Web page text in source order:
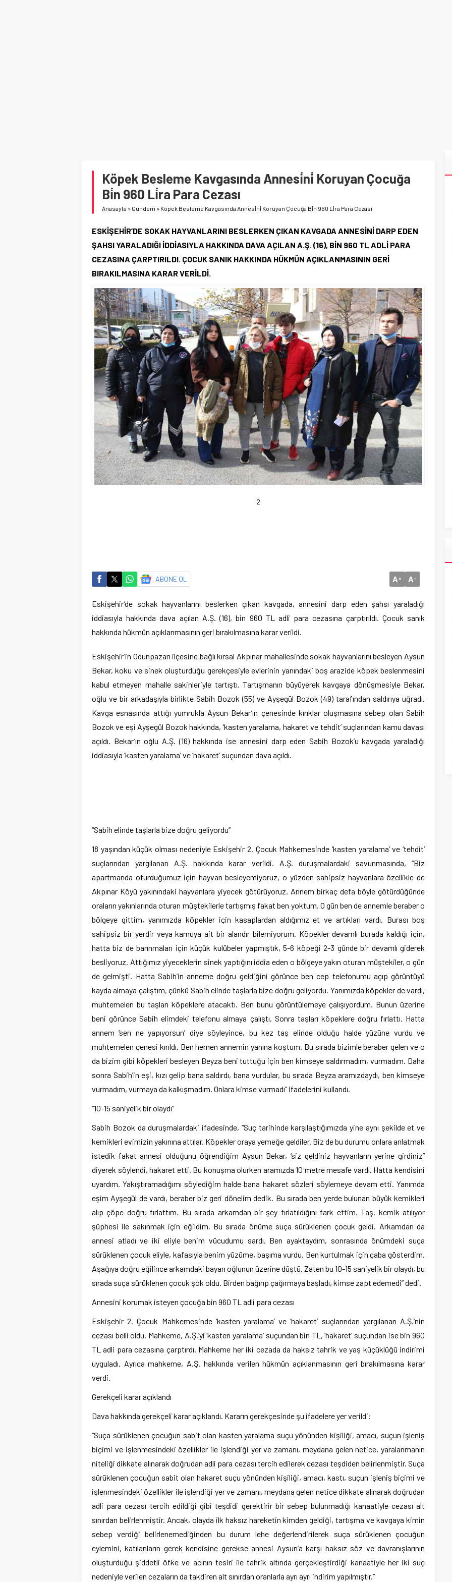
Köpek Besleme Kavgasında Annesi̇ni̇ Koruyan Çocuğa
Bi̇n 960 Li̇ra Para Cezası
Anasayfa » Gündem » Köpek Besleme Kavgasında Annesi̇ni̇ Koruyan Çocuğa Bi̇n 960 Li̇ra Para Cezası
ESKİŞEHİR’DE SOKAK HAYVANLARINI BESLERKEN ÇIKAN KAVGADA ANNESİNİ DARP EDEN
ŞAHSI YARALADIĞI İDDİASIYLA HAKKINDA DAVA AÇILAN A.Ş. (16), BİN 960 TL ADLİ PARA
CEZASINA ÇARPTIRILDI. ÇOCUK SANIK HAKKINDA HÜKMÜN AÇIKLANMASININ GERİ
BIRAKILMASINA KARAR VERİLDİ.
2
ABONE OL A+ A-
Eskişehir’de sokak hayvanlarını beslerken çıkan kavgada, annesini darp eden şahsı yaraladığı
iddiasıyla hakkında dava açılan A.Ş. (16), bin 960 TL adli para cezasına çarptırıldı. Çocuk sanık
hakkında hükmün açıklanmasının geri bırakılmasına karar verildi.
Eskişehir’in Odunpazarı ilçesine bağlı kırsal Akpınar mahallesinde sokak hayvanlarını besleyen Aysun
Bekar, koku ve sinek oluşturduğu gerekçesiyle evlerinin yanındaki boş arazide köpek beslenmesini
kabul etmeyen mahalle sakinleriyle tartıştı. Tartışmanın büyüyerek kavgaya dönüşmesiyle Bekar,
oğlu ve bir arkadaşıyla birlikte Sabih Bozok (55) ve Ayşegül Bozok (49) tarafından saldırıya uğradı.
Kavga esnasında attığı yumrukla Aysun Bekar’ın çenesinde kırıklar oluşmasına sebep olan Sabih
Bozok ve eşi Ayşegül Bozok hakkında, ‘kasten yaralama, hakaret ve tehdit’ suçlarından kamu davası
açıldı. Bekar’ın oğlu A.Ş. (16) hakkında ise annesini darp eden Sabih Bozok’u kavgada yaraladığı
iddiasıyla ‘kasten yaralama’ ve ‘hakaret’ suçundan dava açıldı.
“Sabih elinde taşlarla bize doğru geliyordu”
18 yaşından küçük olması nedeniyle Eskişehir 2. Çocuk Mahkemesinde ‘kasten yaralama’ ve ‘tehdit’
suçlarından yargılanan A.Ş. hakkında karar verildi. A.Ş. duruşmalardaki savunmasında, “Biz
apartmanda oturduğumuz için hayvan besleyemiyoruz, o yüzden sahipsiz hayvanlara özellikle de
Akpınar Köyü yakınındaki hayvanlara yiyecek götürüyoruz. Annem birkaç defa böyle götürdüğünde
oraların yakınlarında oturan müştekilerle tartışmış fakat ben yoktum. O gün ben de annemle beraber o
bölgeye gittim, yanımızda köpekler için kasaplardan aldığımız et ve artıkları vardı. Burası boş
sahipsiz bir yerdir veya kamuya ait bir alandır bilemiyorum. Köpekler devamlı burada kaldığı için,
hatta biz de barınmaları için küçük kulübeler yapmıştık, 5-6 köpeği 2-3 günde bir devamlı giderek
besliyoruz. Attığımız yiyeceklerin sinek yaptığını iddia eden o bölgeye yakın oturan müştekiler, o gün
de gelmişti. Hatta Sabih’in anneme doğru geldiğini görünce ben cep telefonumu açıp görüntüyü
kayda almaya çalıştım, çünkü Sabih elinde taşlarla bize doğru geliyordu. Yanımızda köpekler de vardı,
muhtemelen bu taşları köpeklere atacaktı. Ben bunu görüntülemeye çalışıyordum. Bunun üzerine
beni görünce Sabih elimdeki telefonu almaya çalıştı. Sonra taşları köpeklere doğru fırlattı. Hatta
annem ‘sen ne yapıyorsun’ diye söyleyince, bu kez taş elinde olduğu halde yüzüne vurdu ve
muhtemelen çenesi kırıldı. Ben hemen annemin yanına koştum. Bu sırada bizimle beraber gelen ve o
da bizim gibi köpekleri besleyen Beyza beni tuttuğu için ben kimseye saldırmadım, vurmadım. Daha
sonra Sabih’in eşi, kızı gelip bana saldırdı, bana vurdular, bu sırada Beyza aramızdaydı, ben kimseye
vurmadım, vurmaya da kalkışmadım. Onlara kimse vurmadı” ifadelerini kullandı.
“10-15 saniyelik bir olaydı”
Sabih Bozok da duruşmalardaki ifadesinde, “Suç tarihinde karşılaştığımızda yine aynı şekilde et ve
kemikleri evimizin yakınına attılar. Köpekler oraya yemeğe geldiler. Biz de bu durumu onlara anlatmak
istedik fakat annesi olduğunu öğrendiğim Aysun Bekar, ‘siz geldiniz hayvanların yerine girdiniz”
diyerek söylendi, hakaret etti. Bu konuşma olurken aramızda 10 metre mesafe vardı. Hatta kendisini
uyardım. Yakıştıramadığımı söylediğim halde bana hakaret sözleri söylemeye devam etti. Yanımda
eşim Ayşegül de vardı, beraber biz geri dönelim dedik. Bu sırada ben yerde bulunan büyük kemikleri
alıp çöpe doğru fırlattım. Bu sırada arkamdan bir şey fırlatıldığını fark ettim. Taş, kemik atılıyor
şüphesi ile sakınmak için eğildim. Bu sırada önüme suça sürüklenen çocuk geldi. Arkamdan da
annesi atladı ve iki eliyle benim vücudumu sardı. Ben ayaktaydım, sonrasında önümdeki suça
sürüklenen çocuk eliyle, kafasıyla benim yüzüme, başıma vurdu. Ben kurtulmak için çaba gösterdim.
Aşağıya doğru eğilince arkamdaki bayan oğlunun üzerine düştü. Zaten bu 10-15 saniyelik bir olaydı, bu
sırada suça sürüklenen çocuk şok oldu. Birden bağırıp çağırmaya başladı, kimse zapt edemedi” dedi.
Annesini korumak isteyen çocuğa bin 960 TL adli para cezası
Eskişehir 2. Çocuk Mahkemesinde ‘kasten yaralama’ ve ‘hakaret’ suçlarından yargılanan A.Ş.’nin
cezası belli oldu. Mahkeme, A.Ş.’yi ‘kasten yaralama’ suçundan bin TL, ‘hakaret’ suçundan ise bin 960
TL adli para cezasına çarptırdı. Mahkeme her iki cezada da haksız tahrik ve yaş küçüklüğü indirimi
uyguladı. Ayrıca mahkeme, A.Ş. hakkında verilen hükmün açıklanmasının geri bırakılmasına karar
verdi.
Gerekçeli karar açıklandı
Dava hakkında gerekçeli karar açıklandı. Kararın gerekçesinde şu ifadelere yer verildi:
“Suça sürüklenen çocuğun sabit olan kasten yaralama suçu yönünden kişiliği, amacı, suçun işleniş
biçimi ve işlenmesindeki özellikler ile işlendiği yer ve zamanı, meydana gelen netice, yaralanmanın
niteliği dikkate alınarak doğrudan adli para cezası tercih edilerek cezası teşdiden belirlenmiştir. Suça
sürüklenen çocuğun sabit olan hakaret suçu yönünden kişiliği, amacı, kastı, suçun işleniş biçimi ve
işlenmesindeki özellikler ile işlendiği yer ve zamanı, meydana gelen netice dikkate alınarak doğrudan
adli para cezası tercih edildiği gibi teşdidi gerektirir bir sebep bulunmadığı kanaatiyle cezası alt
sınırdan belirlenmiştir. Ancak, olayda ilk haksız hareketin kimden geldiği, tartışma ve kavgaya kimin
sebep verdiği belirlenemediğinden bu durum lehe değerlendirilerek suça sürüklenen çocuğun
eylemini, katılanların gerek kendisine gerekse annesi Aysun’a karşı haksız söz ve davranışlarının
oluşturduğu şiddetli öfke ve acının tesiri ile tahrik altında gerçekleştirdiği kanaatiyle her iki suç
nedeniyle verilen cezaların da takdiren alt sınırdan oranlarla ayrı ayrı indirim yapılmıştır.”